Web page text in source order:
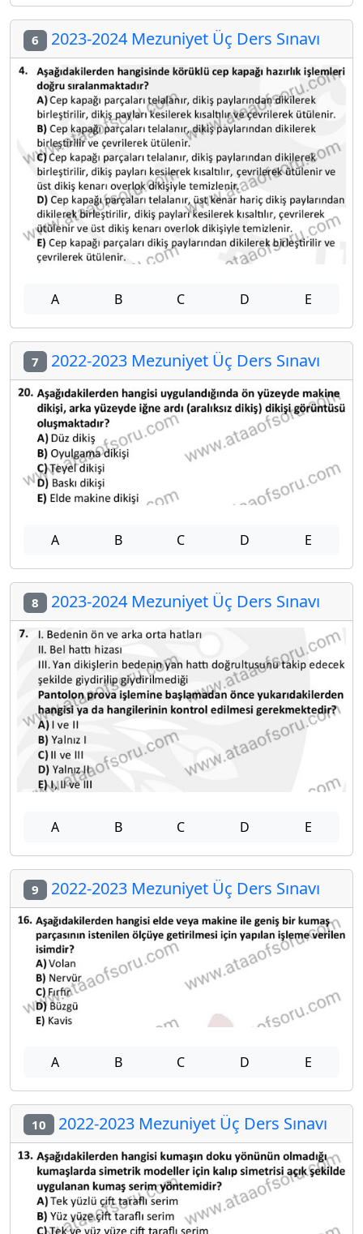
6 2023-2024 Mezuniyet Üç Ders Sınavı
A B C D E
7 2022-2023 Mezuniyet Üç Ders Sınavı
A B C D E
8 2023-2024 Mezuniyet Üç Ders Sınavı
A B C D E
9 2022-2023 Mezuniyet Üç Ders Sınavı
A B C D E
10 2022-2023 Mezuniyet Üç Ders Sınavı